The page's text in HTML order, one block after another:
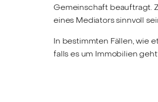
Gemeinschaft beauftragt.
eines Mediators sinnvoll
In bestimmten Fällen, wie
falls es um Immobilien